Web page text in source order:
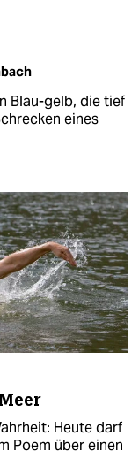
Blau-gelb, die tief
eines
Heute darf
Poem über einen